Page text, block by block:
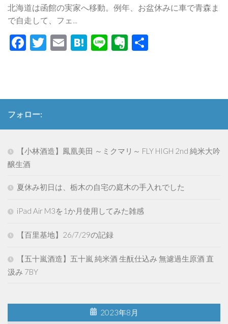
北海道は函館の実家へ移動。例年、お盆休みに車で青森ま
で自走して、フェ...
Facebook
Twitter
EmailHatena
LineEvernote
フォロー:
【小林酒造】鳳凰美田 ～ミクマリ～ FLY HIGH 2nd 純米大吟
醸生酒
夏休み初日は、栃木の自宅の庭木の手入れでした
iPad Air M3を1か月使用してみた雑感
【百里基地】26/7/29の記録
【五十嵐酒造】五十嵐 純米酒 生酛仕込み 無濾過生原酒 直
汲み 7BY
2023年8月